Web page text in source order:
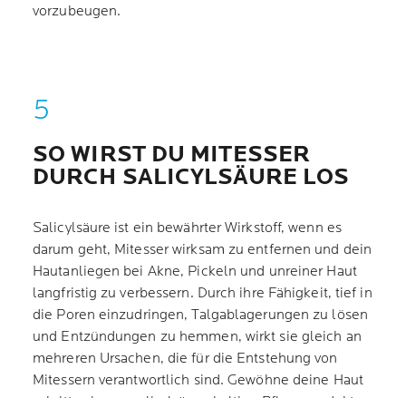
vorzubeugen.
SO WIRST DU MITESSER
DURCH SALICYLSÄURE LOS
Salicylsäure ist ein bewährter Wirkstoff, wenn es
darum geht, Mitesser wirksam zu entfernen und dein
Hautanliegen bei Akne, Pickeln und unreiner Haut
langfristig zu verbessern. Durch ihre Fähigkeit, tief in
die Poren einzudringen, Talgablagerungen zu lösen
und Entzündungen zu hemmen, wirkt sie gleich an
mehreren Ursachen, die für die Entstehung von
Mitessern verantwortlich sind. Gewöhne deine Haut